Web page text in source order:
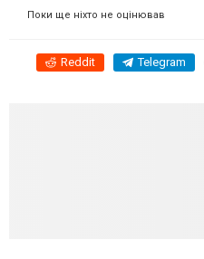
Поки ще ніхто не оцінював
Reddit Telegram